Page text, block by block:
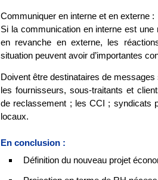
Communiquer en interne et en externe :
Si la communication en interne est
en revanche en externe, les
situation peuvent avoir d’importantes
Doivent être destinataires de messages
les fournisseurs, sous-traitants et
de reclassement ; les CCI ; syndicats
locaux.
En conclusion :
Définition du nouveau projet